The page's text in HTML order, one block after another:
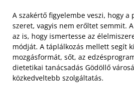
A szakértő figyelembe veszi, hogy
szeret, vagyis nem erőltet semmit.
az is, hogy ismertesse az
módját. A táplálkozás mellett segít
mozgásformát, sőt, az
dietetikai tanácsadás Gödöllő
közkedveltebb szolgáltatás.